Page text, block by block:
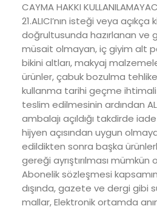
CAYMA HAKKI
21.ALICI’nın isteği veya açıkça
doğrultusunda hazırlanan ve
müsait olmayan, iç giyim alt
bikini altları, makyaj
ürünler, çabuk bozulma
kullanma tarihi geçme ihtimali
teslim edilmesinin ardından
ambalajı açıldığı takdirde
hijyen açısından uygun
edildikten sonra başka
gereği ayrıştırılması
Abonelik sözleşmesi
dışında, gazete ve dergi gibi
mallar, Elektronik ortamda